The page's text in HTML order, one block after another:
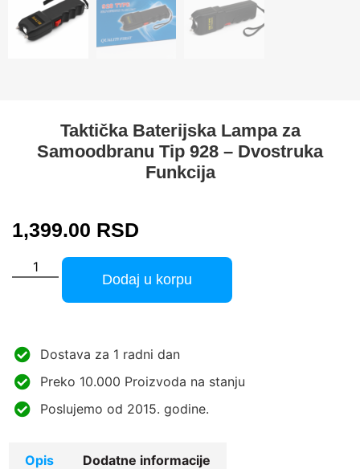
Taktička Baterijska Lampa za
Samoodbranu Tip 928 – Dvostruka
Funkcija
1,399.00 RSD
Dodaj u korpu
Dostava za 1 radni dan
Preko 10.000 Proizvoda na stanju
Poslujemo od 2015. godine.
Opis Dodatne informacije